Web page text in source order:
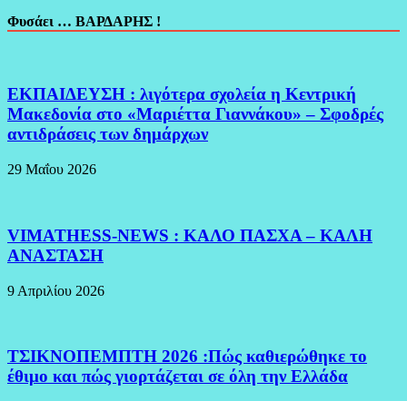
Φυσάει … ΒΑΡΔΑΡΗΣ !
ΕΚΠΑΙΔΕΥΣΗ : λιγότερα σχολεία η Κεντρική
Μακεδονία στο «Μαριέττα Γιαννάκου» – Σφοδρές
αντιδράσεις των δημάρχων
29 Μαΐου 2026
VIMATHESS-NEWS : ΚΑΛΟ ΠΑΣΧΑ – ΚΑΛΗ
ΑΝΑΣΤΑΣΗ
9 Απριλίου 2026
ΤΣΙΚΝΟΠΕΜΠΤΗ 2026 :Πώς καθιερώθηκε το
έθιμο και πώς γιορτάζεται σε όλη την Ελλάδα